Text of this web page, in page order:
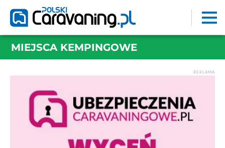
MIEJSCA KEMPINGOWE
REKLAMA